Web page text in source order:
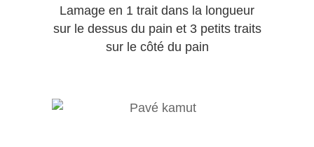
Lamage en 1 trait dans la longueur
sur le dessus du pain et 3 petits traits
sur le côté du pain